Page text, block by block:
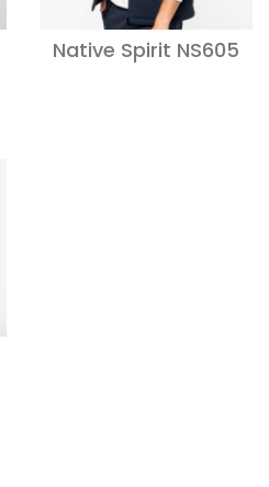
Native Spirit NS605